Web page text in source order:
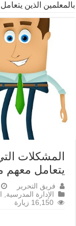
بالمعلمين الذين
المشكلات
يتعامل معهم
فريق التحرير
الإدارة المدرسية,
16,150 زيارة